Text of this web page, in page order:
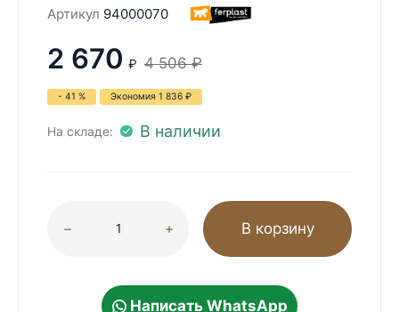
Артикул 94000070
2 670 ₽ 4 506 ₽
- 41 % Экономия 1 836 ₽
На складе: В наличии
В корзину
Написать WhatsApp